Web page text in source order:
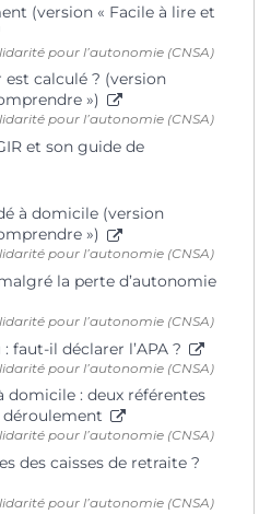
(version « Facile à lire et
pour l’autonomie (CNSA)
calculé ? (version
»)
pour l’autonomie (CNSA)
et son guide de
à domicile (version
»)
pour l’autonomie (CNSA)
la perte d’autonomie
pour l’autonomie (CNSA)
faut-il déclarer l’APA ?
pour l’autonomie (CNSA)
domicile : deux référentes
déroulement
pour l’autonomie (CNSA)
des caisses de retraite ?
pour l’autonomie (CNSA)